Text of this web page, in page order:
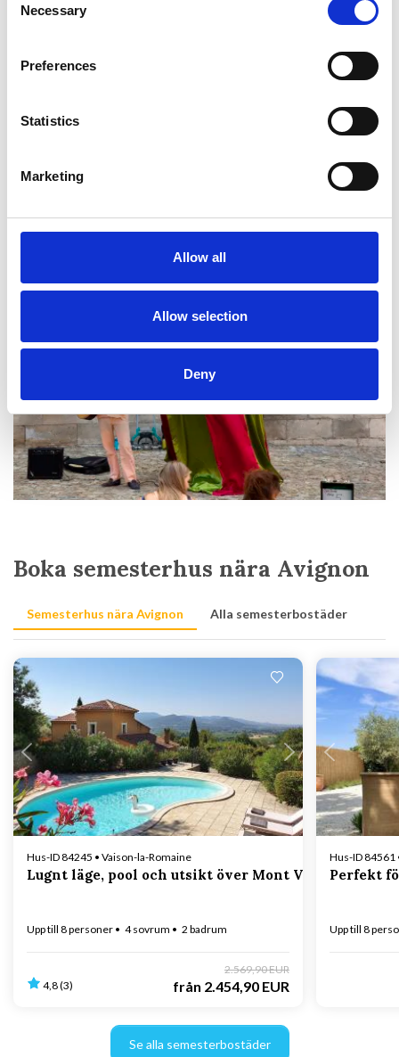
Selection
Necessary
Preferences
Statistics
Marketing
Allow all
Allow selection
Deny
Boka semesterhus nära Avignon
Semesterhus nära Avignon Alla semesterbostäder
Laddar...
Hus-ID 84245 • Vaison-la-Romaine
Lugnt läge, pool och utsikt över Mont Ventoux
Upp till 8 personer 4 sovrum 2 badrum
4,8 (3)
2.569,90 EUR
från 2.454,90 EUR
Hus-ID 84561
Perfekt
Upp till 8
Se alla semesterbostäder